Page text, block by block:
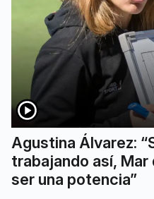
Agustina Álvarez:
trabajando así, Mar
ser una potencia”